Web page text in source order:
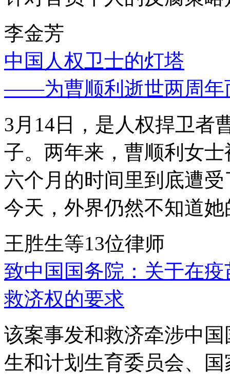
李金芳
中国人权卫士的灯塔
——为曹顺利逝世两周年
3月14日，是人权捍卫者
子。两年来，曹顺利女
六个月的时间里到底遭
今天，外界仍然不知道
王胜生等13位律师
致中国国务院：关于在
救济权的要求
该案事发和救济牵涉中
生和计划生育委员会、